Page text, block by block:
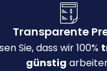
Transparente
Sie, dass wir 100%
günstig